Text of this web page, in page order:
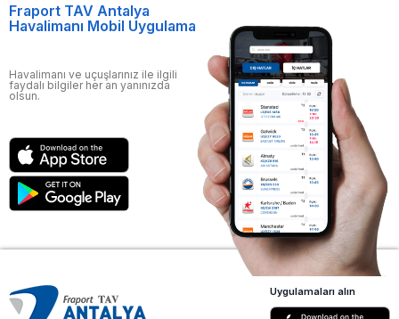
Fraport TAV Antalya
Havalimanı Mobil Uygulama
Havalimanı ve uçuşlarınız ile ilgili
faydalı bilgiler her an yanınızda
olsun.
Uygulamaları alın